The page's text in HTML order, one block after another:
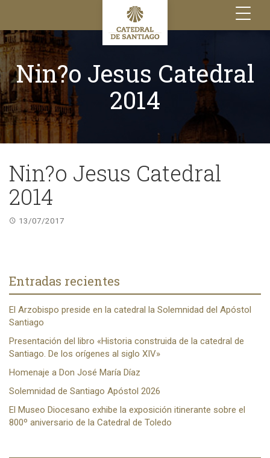
Toggle
navigation
Nin?o Jesus Catedral
2014
Nin?o Jesus Catedral
2014
13/07/2017
Entradas recientes
El Arzobispo preside en la catedral la Solemnidad del Apóstol
Santiago
Presentación del libro «Historia construida de la catedral de
Santiago. De los orígenes al siglo XIV»
Homenaje a Don José María Díaz
Solemnidad de Santiago Apóstol 2026
El Museo Diocesano exhibe la exposición itinerante sobre el
800º aniversario de la Catedral de Toledo